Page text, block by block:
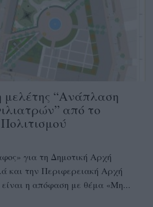
μελέτης “Ανάπλαση
από το
για τη Δημοτική Αρχή
και την Περιφερειακή Αρχή
η απόφαση με θέμα «Μη...